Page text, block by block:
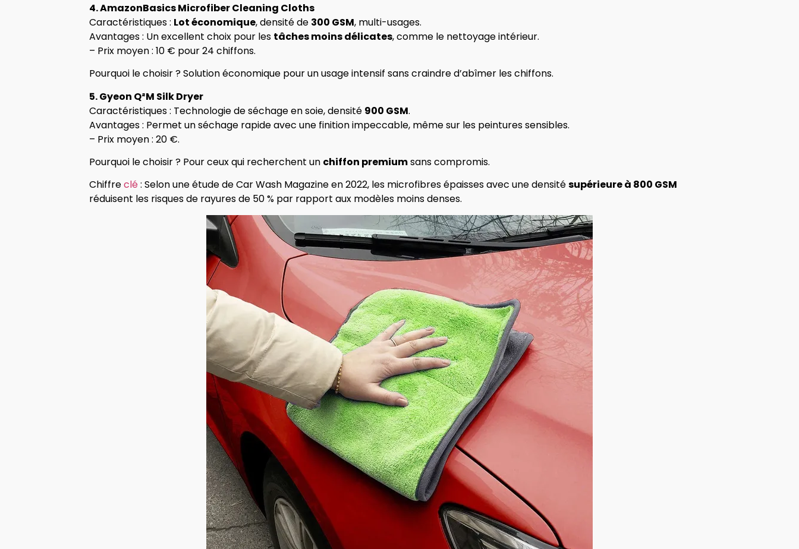
4. AmazonBasics Microfiber Cleaning Cloths
Caractéristiques : Lot économique, densité de 300 GSM, multi-usages.
Avantages : Un excellent choix pour les tâches moins délicates, comme le nettoyage intérieur.
– Prix moyen : 10 € pour 24 chiffons.
Pourquoi le choisir ? Solution économique pour un usage intensif sans craindre d’abîmer les chiffons.
5. Gyeon Q²M Silk Dryer
Caractéristiques : Technologie de séchage en soie, densité 900 GSM.
Avantages : Permet un séchage rapide avec une finition impeccable, même sur les peintures sensibles.
– Prix moyen : 20 €.
Pourquoi le choisir ? Pour ceux qui recherchent un chiffon premiumsans compromis.
Chiffreclé: Selon une étude de Car Wash Magazine en 2022, les microfibres épaisses avec une densitésupérieure à 800 GSM
réduisent les risques de rayures de 50 % par rapport aux modèles moins denses.